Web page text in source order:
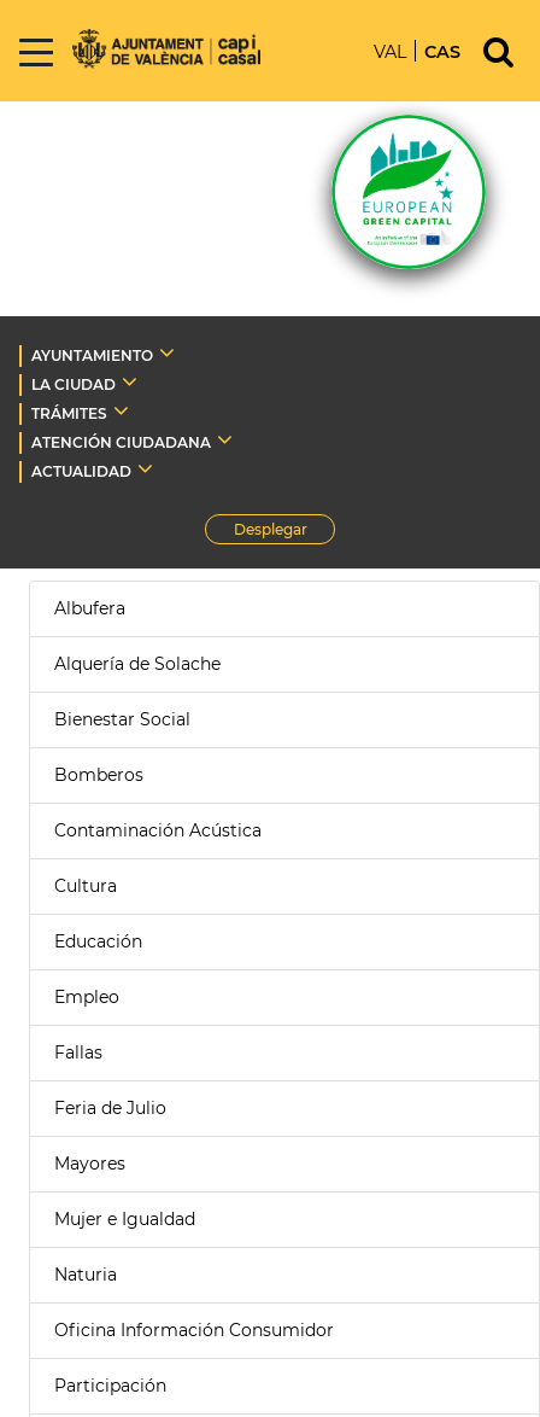
VAL CAS
AYUNTAMIENTO
LA CIUDAD
TRÁMITES
ATENCIÓN CIUDADANA
ACTUALIDAD
Desplegar
Albufera
Alquería de Solache
Bienestar Social
Bomberos
Contaminación Acústica
Cultura
Educación
Empleo
Fallas
Feria de Julio
Mayores
Mujer e Igualdad
Naturia
Oficina Información Consumidor
Participación